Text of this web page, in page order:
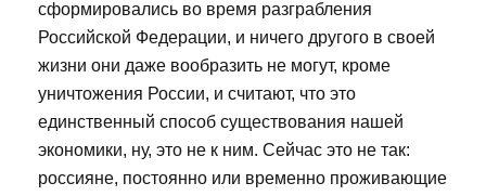
сформировались во время разграбления
Российской Федерации, и ничего другого в своей
жизни они даже вообразить не могут, кроме
уничтожения России, и считают, что это
единственный способ существования нашей
экономики, ну, это не к ним. Сейчас это не так:
россияне, постоянно или временно проживающие